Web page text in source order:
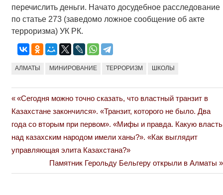
перечислить деньги. Начато досудебное расследование
по статье 273 (заведомо ложное сообщение об акте
терроризма) УК РК.
АЛМАТЫ МИНИРОВАНИЕ ТЕРРОРИЗМ ШКОЛЫ
Навигация
по
записям
Previous
Post:
«Сегодня можно точно сказать, что властный транзит в
Казахстане закончился». «Транзит, которого не было. Два
года со вторым при первом». «Мифы и правда. Какую власть
над казахским народом имели ханы?». «Как выглядит
управляющая элита Казахстана?»
Next
Post:
Памятник Герольду Бельгеру открыли в Алматы